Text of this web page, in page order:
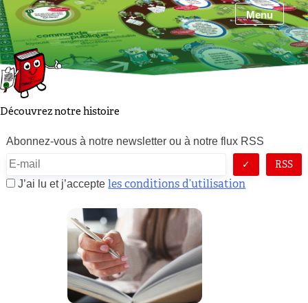
Skip
to
content
Menu
Découvrez notre histoire
Abonnez-vous à notre newsletter ou à notre flux RSS
RSS
J’ai lu et j’accepteles conditions d’utilisation